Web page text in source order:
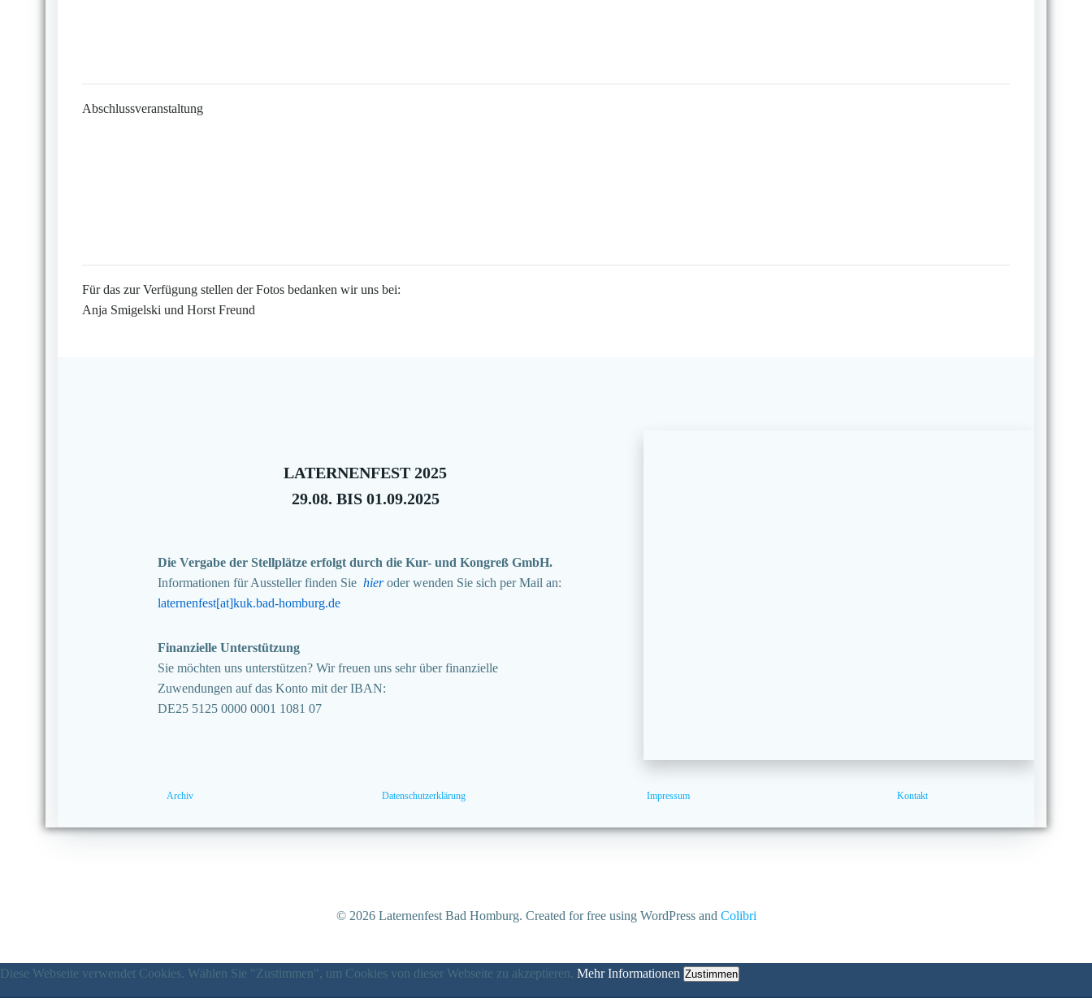
Abschlussveranstaltung
Für das zur Verfügung stellen der Fotos bedanken wir uns bei:
Anja Smigelski und Horst Freund
LATERNENFEST 2025
29.08. BIS 01.09.2025
Die Vergabe der Stellplätze erfolgt durch die Kur- und Kongreß GmbH.
Informationen für Aussteller finden Sie hieroder wenden Sie sich per Mail an:
laternenfest[at]kuk.bad-homburg.de
Finanzielle Unterstützung
Sie möchten uns unterstützen? Wir freuen uns sehr über finanzielle
Zuwendungen auf das Konto mit der IBAN:
DE25 5125 0000 0001 1081 07
Archiv Datenschutzerklärung Impressum Kontakt
© 2026 Laternenfest Bad Homburg. Created for free using WordPress and Colibri
Diese Webseite verwendet Cookies. Wählen Sie "Zustimmen", um Cookies von dieser Webseite zu akzeptieren. Mehr Informationen Zustimmen